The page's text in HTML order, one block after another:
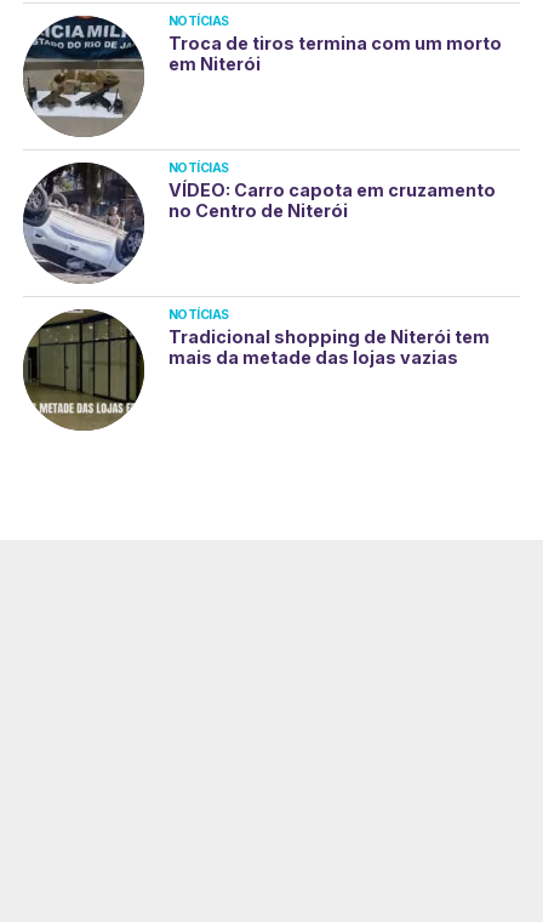
NOTÍCIAS
Troca de tiros termina com um morto
em Niterói
NOTÍCIAS
VÍDEO: Carro capota em cruzamento
no Centro de Niterói
NOTÍCIAS
Tradicional shopping de Niterói tem
mais da metade das lojas vazias